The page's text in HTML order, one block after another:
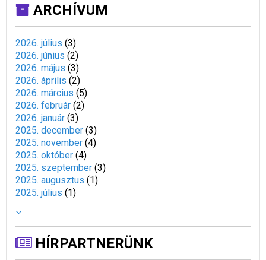
ARCHÍVUM
2026. július (3)
2026. június (2)
2026. május (3)
2026. április (2)
2026. március (5)
2026. február (2)
2026. január (3)
2025. december (3)
2025. november (4)
2025. október (4)
2025. szeptember (3)
2025. augusztus (1)
2025. július (1)
HÍRPARTNERÜNK